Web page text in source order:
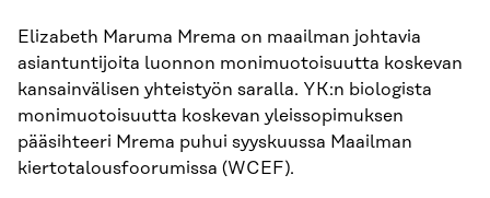
Elizabeth Maruma Mrema on maailman johtavia
asiantuntijoita luonnon monimuotoisuutta koskevan
kansainvälisen yhteistyön saralla. YK:n biologista
monimuotoisuutta koskevan yleissopimuksen
pääsihteeri Mrema puhui syyskuussa Maailman
kiertotalousfoorumissa (WCEF).